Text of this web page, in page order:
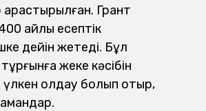
Грант
айлық есептік
дейін жетеді. Бұл
жеке кәсібін
үлкен қолдау болып отыр,